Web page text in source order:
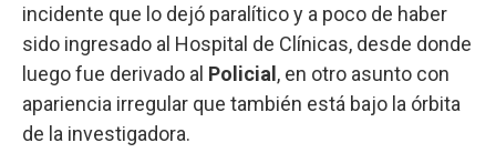
incidente que lo dejó paralítico y a poco de haber
sido ingresado al Hospital de Clínicas, desde donde
luego fue derivado al Policial , en otro asunto con
apariencia irregular que también está bajo la órbita
de la investigadora.